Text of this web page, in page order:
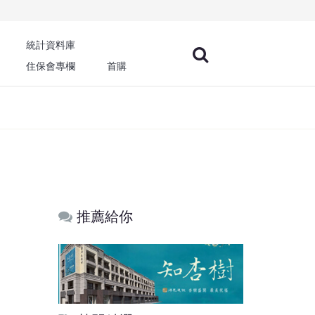
統計資料庫
住保會專欄
首購
推薦給你